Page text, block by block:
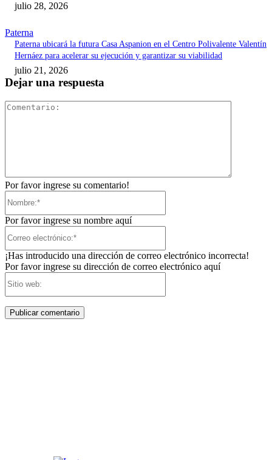
julio 28, 2026
Paterna
Paterna ubicará la futura Casa Aspanion en el Centro Polivalente Valentín
Hernáez para acelerar su ejecución y garantizar su viabilidad
julio 21, 2026
Dejar una respuesta
Por favor ingrese su comentario!
Por favor ingrese su nombre aquí
¡Has introducido una dirección de correo electrónico incorrecta!
Por favor ingrese su dirección de correo electrónico aquí